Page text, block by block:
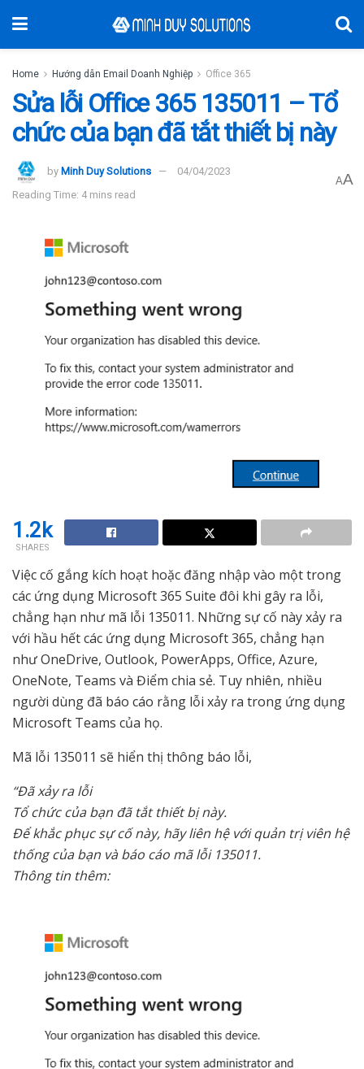
Home Hướng dẫn Email Doanh Nghiệp Office 365
Sửa lỗi Office 365 135011 – Tổ
chức của bạn đã tắt thiết bị này
by Minh Duy Solutions
04/04/2023
Reading Time: 4 mins read
AA
1.2k
SHARES
Việc cố gắng kích hoạt hoặc đăng nhập vào một trong
các ứng dụng Microsoft 365 Suite đôi khi gây ra lỗi,
chẳng hạn như mã lỗi 135011. Những sự cố này xảy ra
với hầu hết các ứng dụng Microsoft 365, chẳng hạn
như OneDrive, Outlook, PowerApps, Office, Azure,
OneNote, Teams và Điểm chia sẻ. Tuy nhiên, nhiều
người dùng đã báo cáo rằng lỗi xảy ra trong ứng dụng
Microsoft Teams của họ.
Mã lỗi 135011 sẽ hiển thị thông báo lỗi,
“Đã xảy ra lỗi
Tổ chức của bạn đã tắt thiết bị này.
Để khắc phục sự cố này, hãy liên hệ với quản trị viên hệ
thống của bạn và báo cáo mã lỗi 135011.
Thông tin thêm: